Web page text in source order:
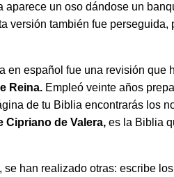
aparece un oso dándose un
versión también fue perseguida,
en español fue una revisión que
Reina. Empleó veinte años
de tu Biblia encontrarás los
Cipriano de Valera, es la Biblia
se han realizado otras: escribe